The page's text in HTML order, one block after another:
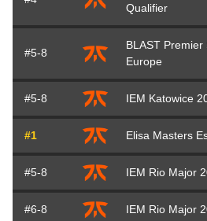
Qualifier
#5-8
BLAST
Europe
#5-8 IEM Katowice
#1 Elisa Masters
#5-8 IEM Rio Major
#6-8 IEM Rio Major